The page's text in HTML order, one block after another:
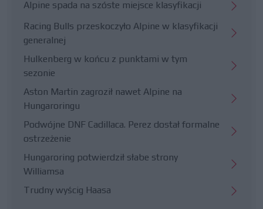
Alpine spada na szóste miejsce klasyfikacji
Racing Bulls przeskoczyło Alpine w klasyfikacji
generalnej
Hulkenberg w końcu z punktami w tym
sezonie
Aston Martin zagroził nawet Alpine na
Hungaroringu
Podwójne DNF Cadillaca. Perez dostał formalne
ostrzeżenie
Hungaroring potwierdził słabe strony
Williamsa
Trudny wyścig Haasa